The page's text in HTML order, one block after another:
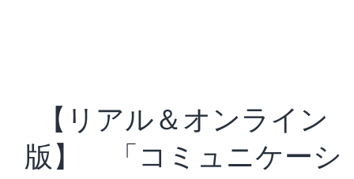
【リアル＆オンライン
版】 「コミュニケーシ